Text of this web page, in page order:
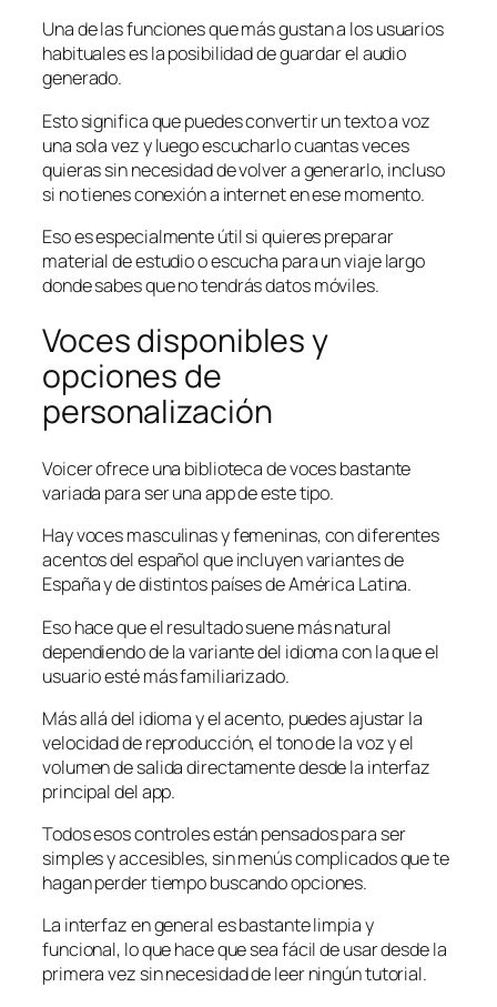
Una de las funciones que más gustan a los usuarios
habituales es la posibilidad de guardar el audio
generado.
Esto significa que puedes convertir un texto a voz
una sola vez y luego escucharlo cuantas veces
quieras sin necesidad de volver a generarlo, incluso
si no tienes conexión a internet en ese momento.
Eso es especialmente útil si quieres preparar
material de estudio o escucha para un viaje largo
donde sabes que no tendrás datos móviles.
Voces disponibles y
opciones de
personalización
Voicer ofrece una biblioteca de voces bastante
variada para ser una app de este tipo.
Hay voces masculinas y femeninas, con diferentes
acentos del español que incluyen variantes de
España y de distintos países de América Latina.
Eso hace que el resultado suene más natural
dependiendo de la variante del idioma con la que el
usuario esté más familiarizado.
Más allá del idioma y el acento, puedes ajustar la
velocidad de reproducción, el tono de la voz y el
volumen de salida directamente desde la interfaz
principal del app.
Todos esos controles están pensados para ser
simples y accesibles, sin menús complicados que te
hagan perder tiempo buscando opciones.
La interfaz en general es bastante limpia y
funcional, lo que hace que sea fácil de usar desde la
primera vez sin necesidad de leer ningún tutorial.